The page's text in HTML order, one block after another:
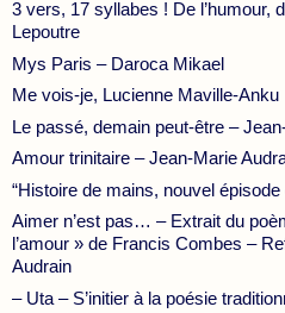
3 vers, 17 syllabes ! De l’humour,
Lepoutre
Mys Paris – Daroca Mikael
Me vois-je, Lucienne Maville-Anku
Le passé, demain peut-être –
Amour trinitaire – Jean-Marie
“Histoire de mains, nouvel
Aimer n’est pas… – Extrait du
l’amour » de Francis Combes –
Audrain
– Uta – S’initier à la poésie